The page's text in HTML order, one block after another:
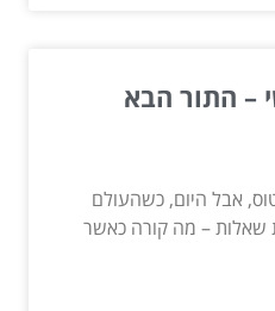
– התור הבא
אבל היום, כשהעולם
שאלות – מה קורה כאשר